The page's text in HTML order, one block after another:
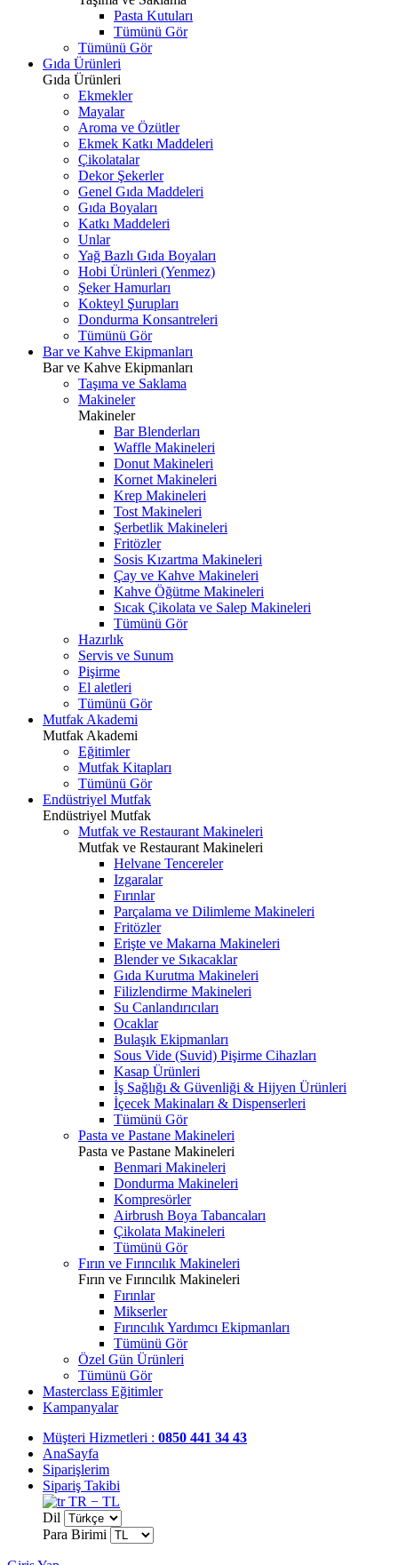
Pasta Kutuları
Tümünü Gör
Tümünü Gör
Gıda Ürünleri
Gıda Ürünleri
Ekmekler
Mayalar
Aroma ve Özütler
Ekmek Katkı Maddeleri
Çikolatalar
Dekor Şekerler
Genel Gıda Maddeleri
Gıda Boyaları
Katkı Maddeleri
Unlar
Yağ Bazlı Gıda Boyaları
Hobi Ürünleri (Yenmez)
Şeker Hamurları
Kokteyl Şurupları
Dondurma Konsantreleri
Tümünü Gör
Bar ve Kahve Ekipmanları
Bar ve Kahve Ekipmanları
Taşıma ve Saklama
Makineler
Makineler
Bar Blenderları
Waffle Makineleri
Donut Makineleri
Kornet Makineleri
Krep Makineleri
Tost Makineleri
Şerbetlik Makineleri
Fritözler
Sosis Kızartma Makineleri
Çay ve Kahve Makineleri
Kahve Öğütme Makineleri
Sıcak Çikolata ve Salep Makineleri
Tümünü Gör
Hazırlık
Servis ve Sunum
Pişirme
El aletleri
Tümünü Gör
Mutfak Akademi
Mutfak Akademi
Eğitimler
Mutfak Kitapları
Tümünü Gör
Endüstriyel Mutfak
Endüstriyel Mutfak
Mutfak ve Restaurant Makineleri
Mutfak ve Restaurant Makineleri
Helvane Tencereler
Izgaralar
Fırınlar
Parçalama ve Dilimleme Makineleri
Fritözler
Erişte ve Makarna Makineleri
Blender ve Sıkacaklar
Gıda Kurutma Makineleri
Filizlendirme Makineleri
Su Canlandırıcıları
Ocaklar
Bulaşık Ekipmanları
Sous Vide (Suvid) Pişirme Cihazları
Kasap Ürünleri
İş Sağlığı & Güvenliği & Hijyen Ürünleri
İçecek Makinaları & Dispenserleri
Tümünü Gör
Pasta ve Pastane Makineleri
Pasta ve Pastane Makineleri
Benmari Makineleri
Dondurma Makineleri
Kompresörler
Airbrush Boya Tabancaları
Çikolata Makineleri
Tümünü Gör
Fırın ve Fırıncılık Makineleri
Fırın ve Fırıncılık Makineleri
Fırınlar
Mikserler
Fırıncılık Yardımcı Ekipmanları
Tümünü Gör
Özel Gün Ürünleri
Tümünü Gör
Masterclass Eğitimler
Kampanyalar
Müşteri Hizmetleri : 0850 441 34 43
AnaSayfa
Siparişlerim
Sipariş Takibi
TR − TL
Dil
Para Birimi